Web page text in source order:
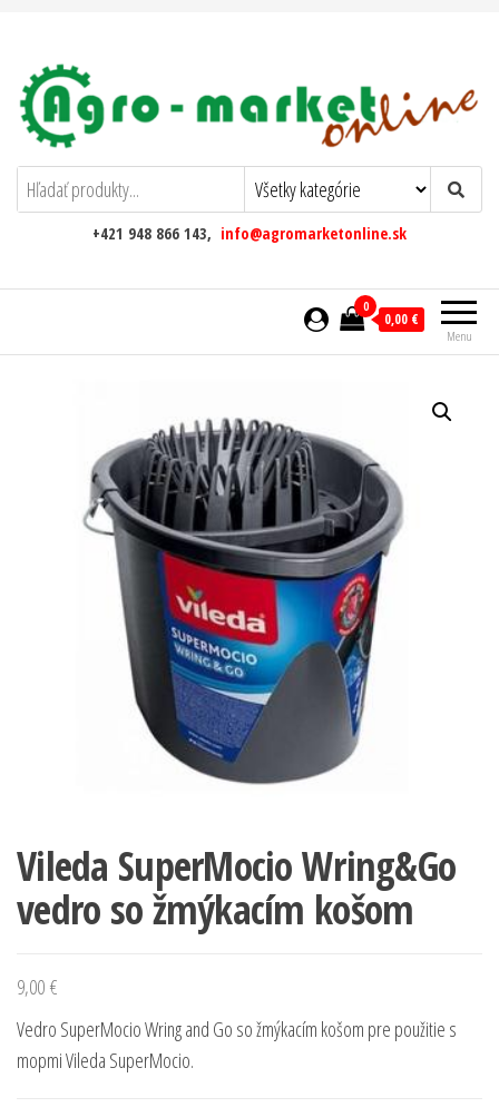
AgromarketOnline
+421 948 866 143, info@agromarketonline.sk
Menu
0
0,00 €
Vileda SuperMocio Wring&Go
vedro so žmýkacím košom
9,00 €
Vedro SuperMocio Wring and Go so žmýkacím košom pre použitie s
mopmi Vileda SuperMocio.